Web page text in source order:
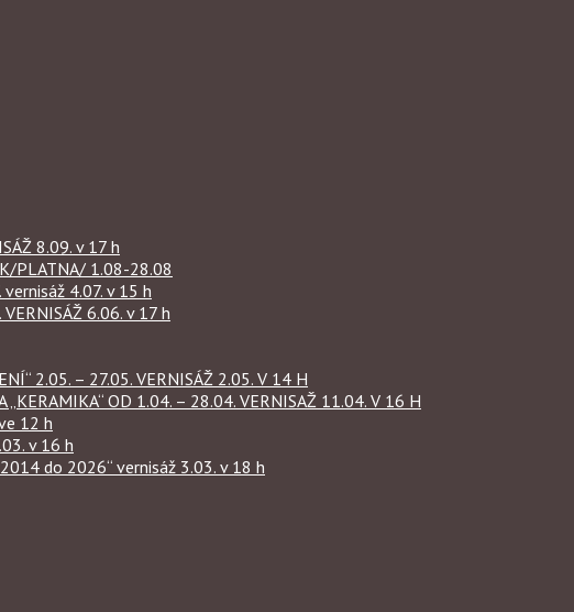
8.09. v 17 h
PLATNA/ 1.08-28.08
4.07. v 15 h
6.06. v 17 h
2.05. – 27.05. VERNISÁŽ 2.05. V 14 H
„KERAMIKA“ OD 1.04. – 28.04. VERNISAŽ 11.04. V 16 H
12 h
v 16 h
do 2026“ vernisáž 3.03. v 18 h